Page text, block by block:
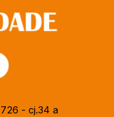
- cj.34 a